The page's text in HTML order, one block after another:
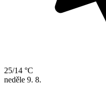
25/14 °C
neděle 9. 8.